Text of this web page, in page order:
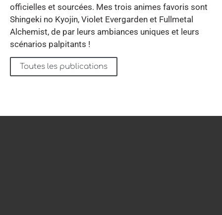
officielles et sourcées. Mes trois animes favoris sont
Shingeki no Kyojin, Violet Evergarden et Fullmetal
Alchemist, de par leurs ambiances uniques et leurs
scénarios palpitants !
Toutes les publications